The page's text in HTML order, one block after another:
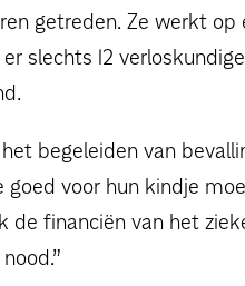
getreden. Ze werkt
slechts 12
begeleiden van
voor hun kindje
de financiën van het